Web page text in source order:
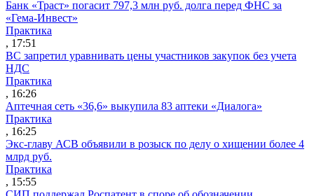
Банк «Траст» погасит 797,3 млн руб. долга перед ФНС за
«Гема-Инвест»
Практика
, 17:51
ВС запретил уравнивать цены участников закупок без учета
НДС
Практика
, 16:26
Аптечная сеть «36,6» выкупила 83 аптеки «Диалога»
Практика
, 16:25
Экс-главу АСВ объявили в розыск по делу о хищении более 4
млрд руб.
Практика
, 15:55